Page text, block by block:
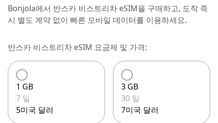
Bonjola에서 반스카 비스트리차 eSIM을 구매하고, 도착 즉
시 별도 계약 없이 빠른 모바일 데이터를 이용하세요.
반스카 비스트리차 eSIM 요금제 및 가격:
1 GB
7 일
5미국 달러
3 GB
30 일
7미국 달러